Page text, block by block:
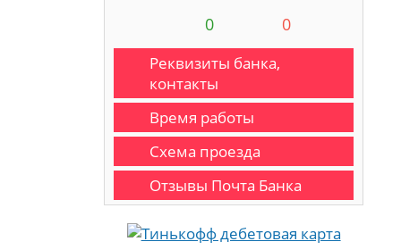
0 0
Реквизиты банка,
контакты
Время работы
Схема проезда
Отзывы Почта Банка